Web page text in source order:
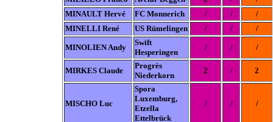
MINAULT Hervé
FC Monnerich / /
/
MINELLI René
US Rümelingen / / /
MINOLIEN Andy
Swift
Hesperingen
/ / /
MIRKES Claude
Progrès
Niederkorn
2 / 2
MISCHO Luc
Spora
Luxemburg,
Etzella
Ettelbrück
/ / /